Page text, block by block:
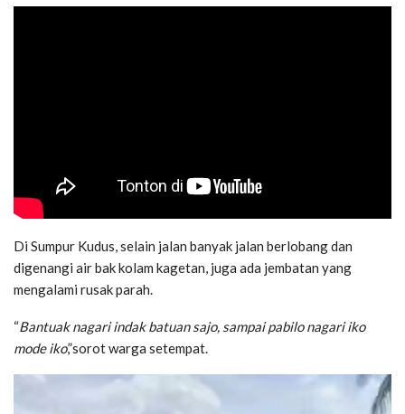
Di Sumpur Kudus, selain jalan banyak jalan berlobang dan
digenangi air bak kolam kagetan, juga ada jembatan yang
mengalami rusak parah.
“Bantuak nagari indak batuan sajo, sampai pabilo nagari iko
mode iko,”sorot warga setempat.